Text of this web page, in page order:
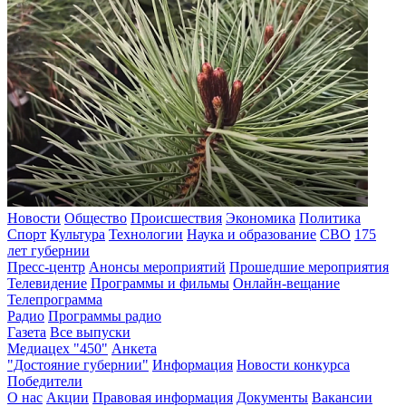
Новости Общество Происшествия Экономика Политика
Спорт Культура Технологии Наука и образование СВО 175
лет губернии
Пресс-центр Анонсы мероприятий Прошедшие мероприятия
Телевидение Программы и фильмы Онлайн-вещание
Телепрограмма
Радио Программы радио
Газета Все выпуски
Медиацех "450" Анкета
"Достояние губернии" Информация Новости конкурса
Победители
О нас Акции Правовая информация Документы Вакансии